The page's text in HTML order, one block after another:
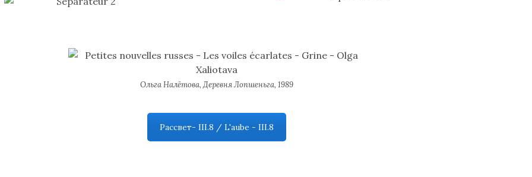
Ольга Налётова, Деревня Лопшеньга, 1989
Рассвет- III.8 / L'aube - III.8